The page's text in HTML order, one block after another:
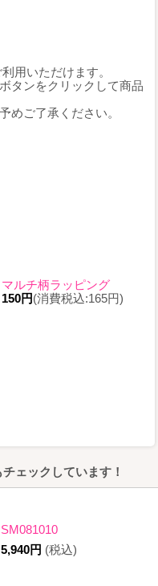
用いただけます。
タンをクリックして商品
めご了承ください。
マルチ柄ラッピング
150円(消費税込:165円)
ェックしています！
SM081010
5,940円 (税込)